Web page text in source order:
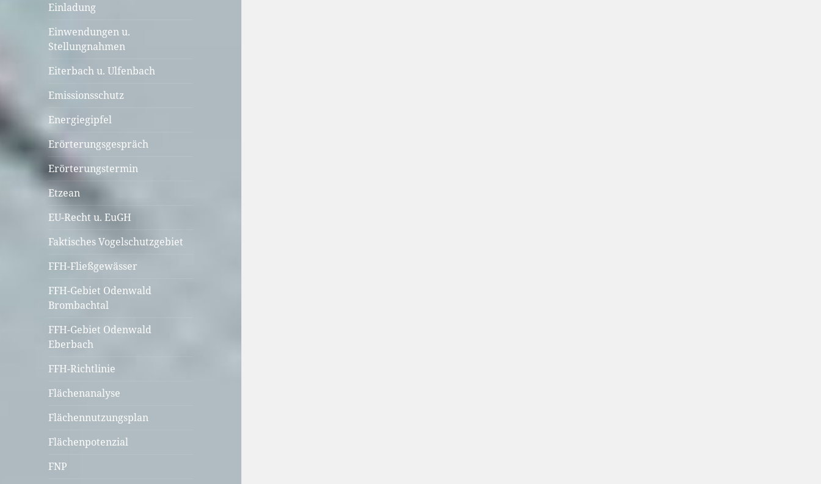
Einladung
Einwendungen u.
Stellungnahmen
Eiterbach u. Ulfenbach
Emissionsschutz
Energiegipfel
Erörterungsgespräch
Erörterungstermin
Etzean
EU-Recht u. EuGH
Faktisches Vogelschutzgebiet
FFH-Fließgewässer
FFH-Gebiet Odenwald
Brombachtal
FFH-Gebiet Odenwald
Eberbach
FFH-Richtlinie
Flächenanalyse
Flächennutzungsplan
Flächenpotenzial
FNP